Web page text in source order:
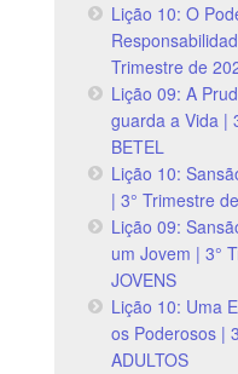
Lição 10: O
Trimestre de
Lição 09: A
guarda a Vida |
BETEL
Lição 10:
| 3° Trimestre
Lição 09:
um Jovem | 3°
JOVENS
Lição 10: Uma
os Poderosos |
ADULTOS